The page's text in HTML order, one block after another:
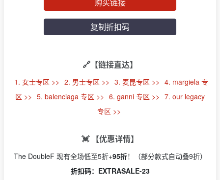
购买链接
复制折扣码
🔗【链接直达】
1. 女士专区 >> 2. 男士专区 >> 3. 麦昆专区 >> 4. margiela 专
区 >> 5. balenciaga 专区 >> 6. ganni 专区 >> 7. our legacy
专区 >>
💓 【优惠详情】
The DoubleF 现有全场低至5折+95折！（部分款式自动叠9折）
折扣码：EXTRASALE-23